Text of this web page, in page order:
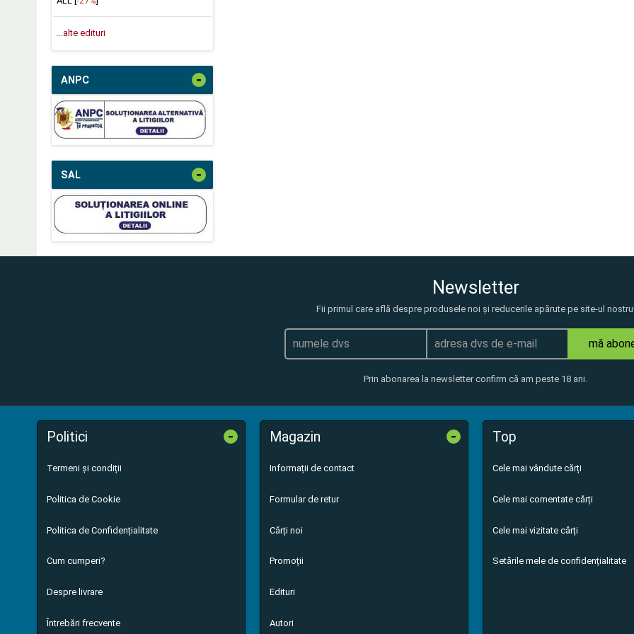
...alte edituri
ANPC -
SAL -
Newsletter
Fii primul care află despre produsele noi și reducerile apărute pe site-ul
mă
Prin abonarea la newsletter confirm că am peste 18 ani.
Politici -
Termeni și condiții
Politica de Cookie
Politica de Confidențialitate
Cum cumperi?
Despre livrare
Întrebări frecvente
Magazin -
Informații de contact
Formular de retur
Cărți noi
Promoții
Edituri
Autori
Top
Cele mai vândute cărți
Cele mai comentate cărți
Cele mai vizitate cărți
Setările mele de confidențialitate